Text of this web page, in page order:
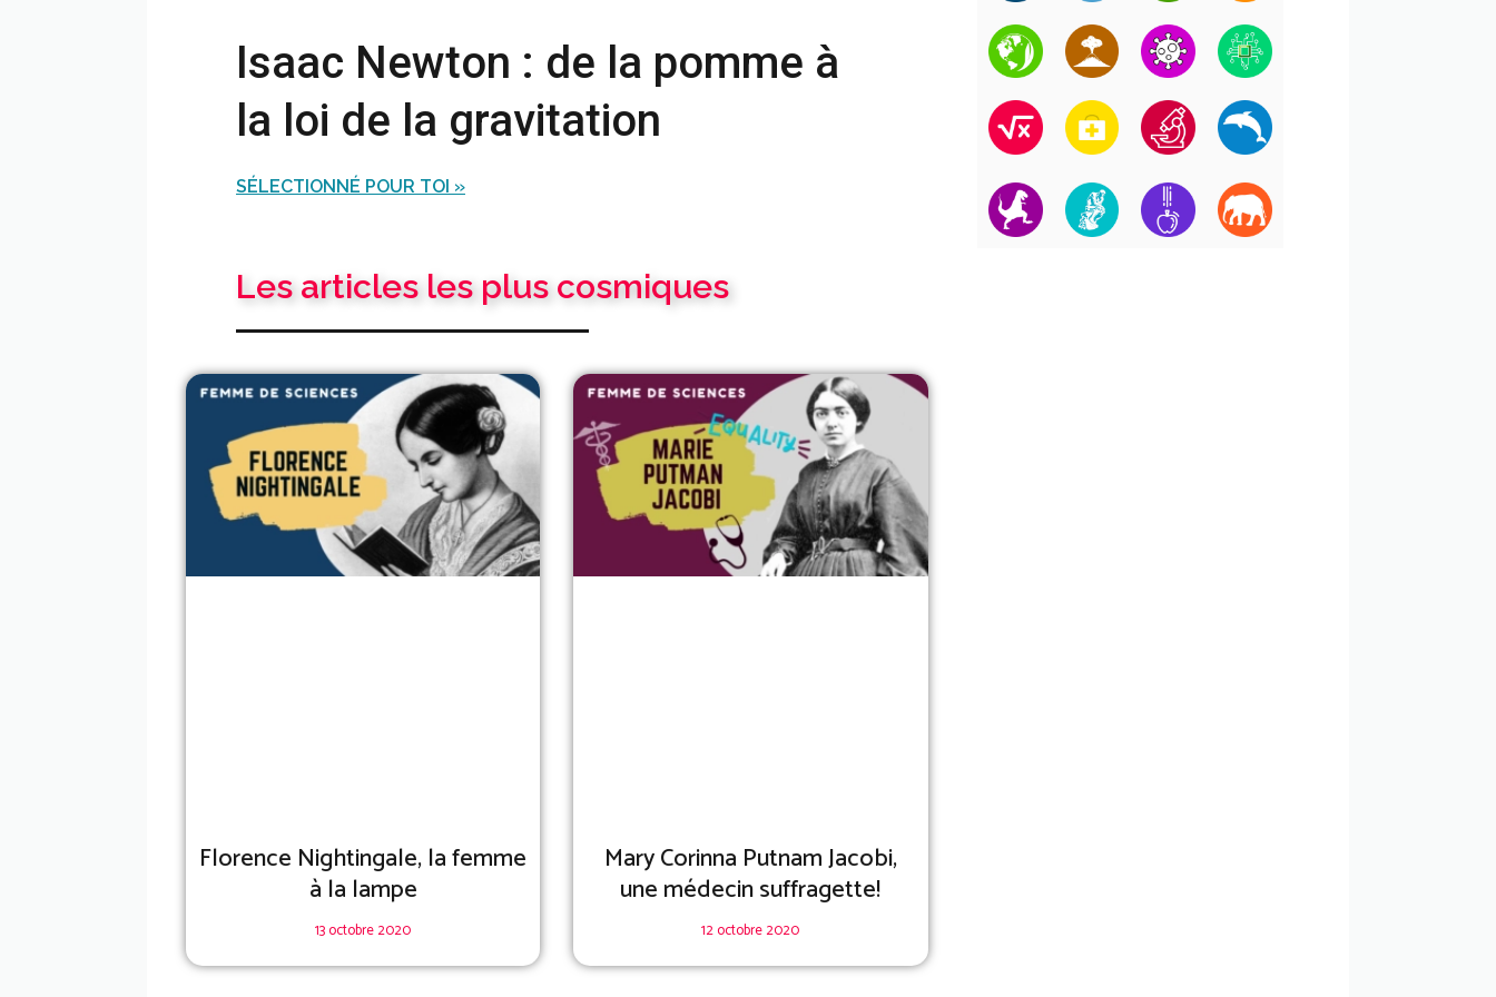
Isaac Newton : de la pomme à
la loi de la gravitation
SÉLECTIONNÉ POUR TOI »
Les articles les plus cosmiques
Florence Nightingale, la femme
à la lampe
13 octobre 2020
Mary Corinna Putnam Jacobi,
une médecin suffragette!
12 octobre 2020